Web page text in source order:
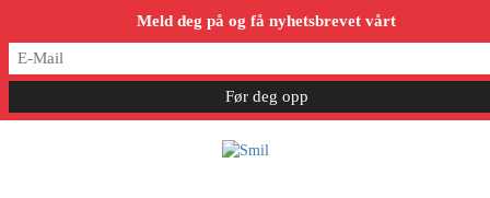
Meld deg på og få nyhetsbrevet vårt